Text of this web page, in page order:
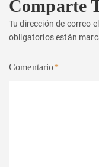
Comparte
Tu dirección de correo
obligatorios están
Comentario*